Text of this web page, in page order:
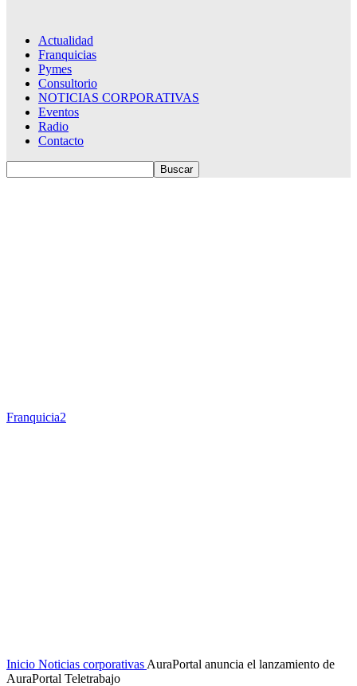
Actualidad
Franquicias
Pymes
Consultorio
NOTICIAS CORPORATIVAS
Eventos
Radio
Contacto
Franquicia2
Inicio Noticias corporativas AuraPortal anuncia el lanzamiento de
AuraPortal Teletrabajo